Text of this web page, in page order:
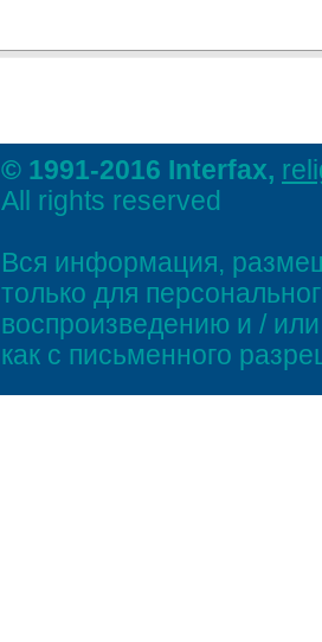
© 1991-2016 Interfax,
All rights reserved
Вся информация,
только для
воспроизведению и /
как с письменного